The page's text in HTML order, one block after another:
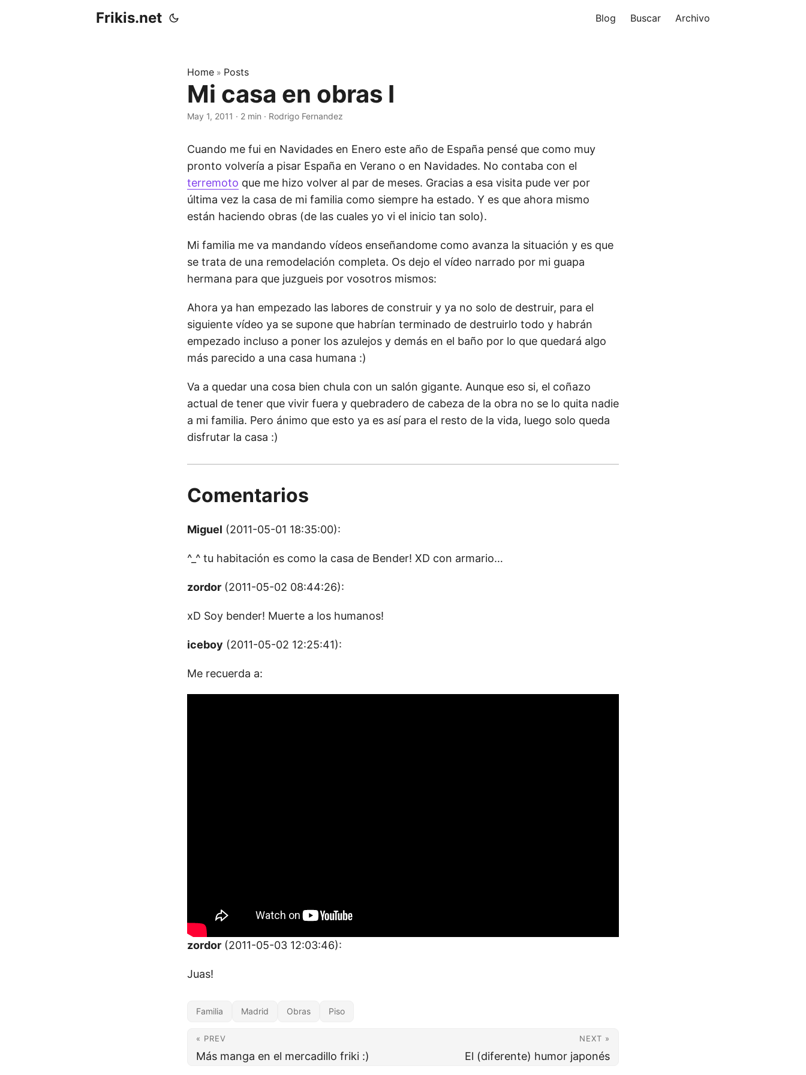
Frikis.net Blog Buscar Archivo
Home » Posts
Mi casa en obras I
May 1, 2011 · 2 min · Rodrigo Fernandez
Cuando me fui en Navidades en Enero este año de España pensé que como muy
pronto volvería a pisar España en Verano o en Navidades. No contaba con el
terremoto que me hizo volver al par de meses. Gracias a esa visita pude ver por
última vez la casa de mi familia como siempre ha estado. Y es que ahora mismo
están haciendo obras (de las cuales yo vi el inicio tan solo).
Mi familia me va mandando vídeos enseñandome como avanza la situación y es que
se trata de una remodelación completa. Os dejo el vídeo narrado por mi guapa
hermana para que juzgueis por vosotros mismos:
Ahora ya han empezado las labores de construir y ya no solo de destruir, para el
siguiente vídeo ya se supone que habrían terminado de destruirlo todo y habrán
empezado incluso a poner los azulejos y demás en el baño por lo que quedará algo
más parecido a una casa humana :)
Va a quedar una cosa bien chula con un salón gigante. Aunque eso si, el coñazo
actual de tener que vivir fuera y quebradero de cabeza de la obra no se lo quita nadie
a mi familia. Pero ánimo que esto ya es así para el resto de la vida, luego solo queda
disfrutar la casa :)
Comentarios
Miguel (2011-05-01 18:35:00):
^_^ tu habitación es como la casa de Bender! XD con armario…
zordor (2011-05-02 08:44:26):
xD Soy bender! Muerte a los humanos!
iceboy (2011-05-02 12:25:41):
Me recuerda a:
zordor (2011-05-03 12:03:46):
Juas!
Familia Madrid Obras Piso
« PREV
Más manga en el mercadillo friki :)
NEXT »
El (diferente) humor japonés